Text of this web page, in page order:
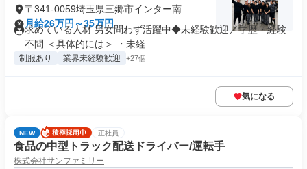
〒341-0059埼玉県三郷市インター南
月給26万円～35万円
求めている人材 男女問わず活躍中◆未経験歓迎／学歴・経験
不問 ＜具体的には＞ ・未経...
制服あり 業界未経験歓迎 +27個
気になる
NEW 正社員
食品の中型トラック配送ドライバー/運転手
株式会社サンファミリー